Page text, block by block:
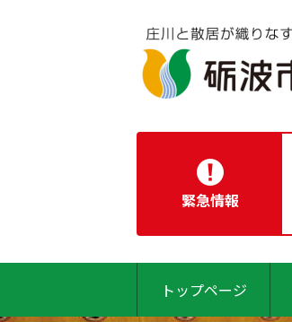
緊急情報
トップページ